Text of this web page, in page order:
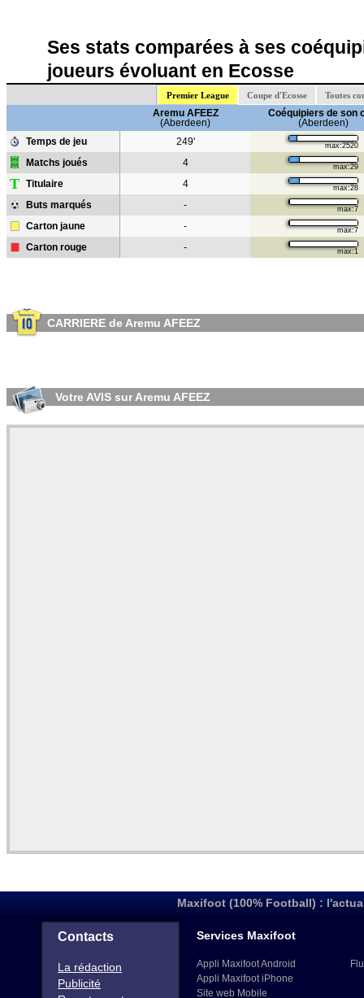
Ses stats comparées à ses
joueurs évoluant en Ecosse
Premier League Coupe d'Ecosse Toutes
Aremu AFEEZ
(Aberdeen)
Coéquipiers de son
(Aberdeen)
Temps de jeu
249' max:2520
Matchs joués 4 max:29
T Titulaire 4 max:28
Buts marqués - max:7
Carton jaune - max:7
Carton rouge - max:1
CARRIERE de Aremu AFEEZ
Votre AVIS sur Aremu AFEEZ
Maxifoot (100% Football) :
Contacts
La rédaction
Publicité
Services Maxifoot
Appli Maxifoot Android
Appli Maxifoot iPhone
Site web Mobile